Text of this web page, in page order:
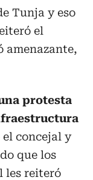
Tunja y eso
el
amenazante,
protesta
el concejal y
que los
les reiteró